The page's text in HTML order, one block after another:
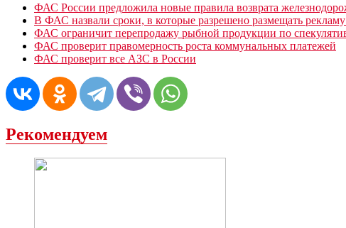
ФАС России предложила новые правила возврата
В ФАС назвали сроки, в которые разрешено размещать
ФАС ограничит перепродажу рыбной продукции по
ФАС проверит правомерность роста коммунальных платежей
ФАС проверит все АЗС в России
Рекомендуем